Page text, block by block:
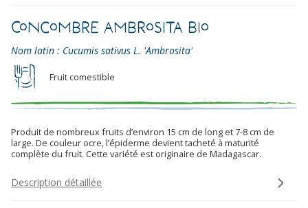
Concombre Ambrosita Bio
Nom latin : Cucumis sativus L. 'Ambrosita'
Fruit comestible
Produit de nombreux fruits d’environ 15 cm de long et 7-8 cm de
large. De couleur ocre, l’épiderme devient tacheté à maturité
complète du fruit. Cette variété est originaire de Madagascar.
Description détaillée